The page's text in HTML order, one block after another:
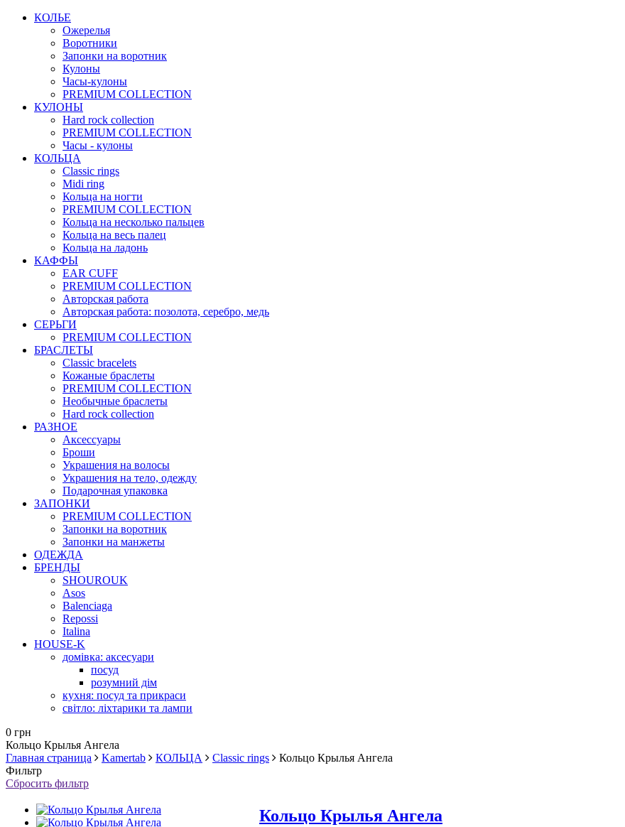
КОЛЬЕ
Ожерелья
Воротники
Запонки на воротник
Кулоны
Часы-кулоны
PREMIUM COLLECTION
КУЛОНЫ
Hard rock collection
PREMIUM COLLECTION
Часы - кулоны
КОЛЬЦА
Classic rings
Midi ring
Кольца на ногти
PREMIUM COLLECTION
Кольца на несколько пальцев
Кольца на весь палец
Кольца на ладонь
КАФФЫ
EAR CUFF
PREMIUM COLLECTION
Авторская работа
Авторская работа: позолота, серебро, медь
СЕРЬГИ
PREMIUM COLLECTION
БРАСЛЕТЫ
Classic bracelets
Кожаные браслеты
PREMIUM COLLECTION
Необычные браслеты
Hard rock collection
РАЗНОЕ
Аксессуары
Броши
Украшения на волосы
Украшения на тело, одежду
Подарочная упаковка
ЗАПОНКИ
PREMIUM COLLECTION
Запонки на воротник
Запонки на манжеты
ОДЕЖДА
БРЕНДЫ
SHOUROUK
Asos
Balenciaga
Repossi
Italina
HOUSE-K
домівка: аксесуари
посуд
розумний дім
кухня: посуд та прикраси
світло: ліхтарики та лампи
0 грн
Кольцо Крылья Ангела
Главная страница
Kamertab КОЛЬЦА Classic rings
Кольцо Крылья Ангела
Фильтр
Сбросить фильтр
Кольцо Крылья Ангела